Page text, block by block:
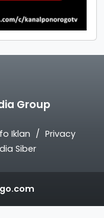
Group
Iklan
Privacy
Siber